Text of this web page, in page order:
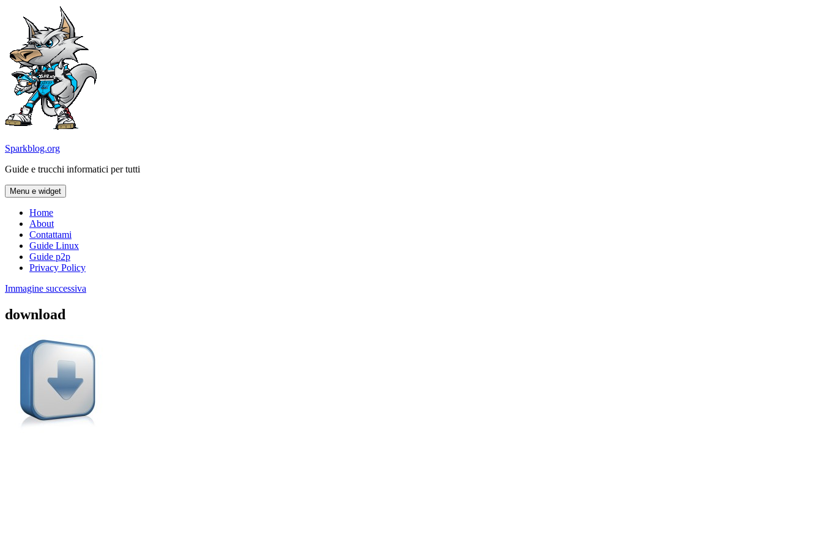
contenuto
Sparkblog.org
Guide e trucchi informatici per tutti
Menu e widget
Home
About
Contattami
Guide Linux
Guide p2p
Privacy Policy
Immagine successiva
download